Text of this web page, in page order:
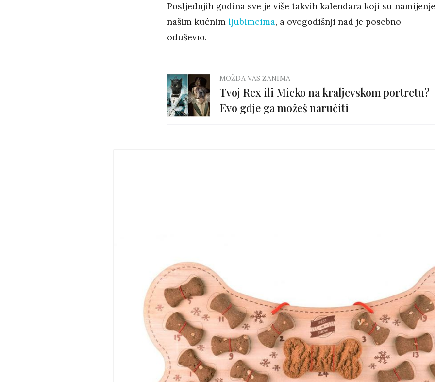
Posljednjih godina sve je više takvih kalendara koji su
našim kućnim ljubimcima, a ovogodišnji nad je posebno
oduševio.
MOŽDA VAS ZANIMA
Tvoj Rex ili Micko na kraljevskom portretu?
Evo gdje ga možeš naručiti